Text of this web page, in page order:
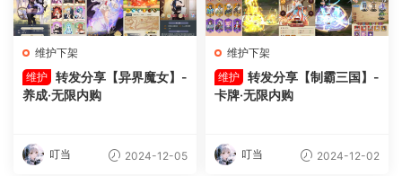
维护下架
维护 转发分享【异界魔女】-
养成·无限内购
叮当 2024-12-05
维护下架
维护 转发分享【制霸三国】-
卡牌·无限内购
叮当 2024-12-02